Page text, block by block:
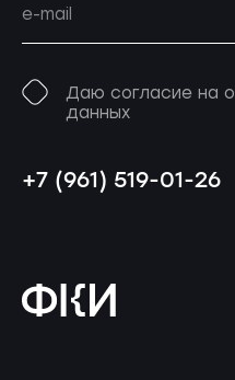
Даю согласие на
данных
+7 (961) 519-01-26